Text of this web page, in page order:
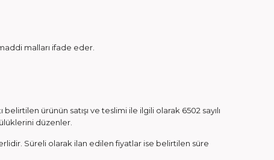
malları ifade eder.
ürünün satışı ve teslimi ile ilgili olarak 6502 sayılı
düzenler.
Süreli olarak ilan edilen fiyatlar ise belirtilen süre